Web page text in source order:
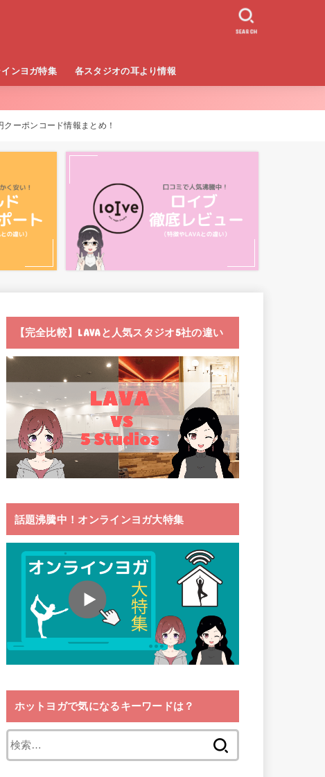
ンヨガ特集
ディ）
各スタジオの耳より情報
SEARCH
ーポンコード情報まとめ！
【完全比較】LAVAと人気スタジオ5社の違い
話題沸騰中！オンラインヨガ大特集
ホットヨガで気になるキーワードは？
索: